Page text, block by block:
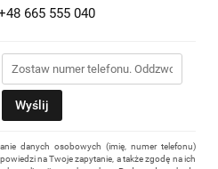
665 555 040
Wyślij
danych osobowych (imię, numer telefonu)
na Twoje zapytanie, a także zgodę na ich